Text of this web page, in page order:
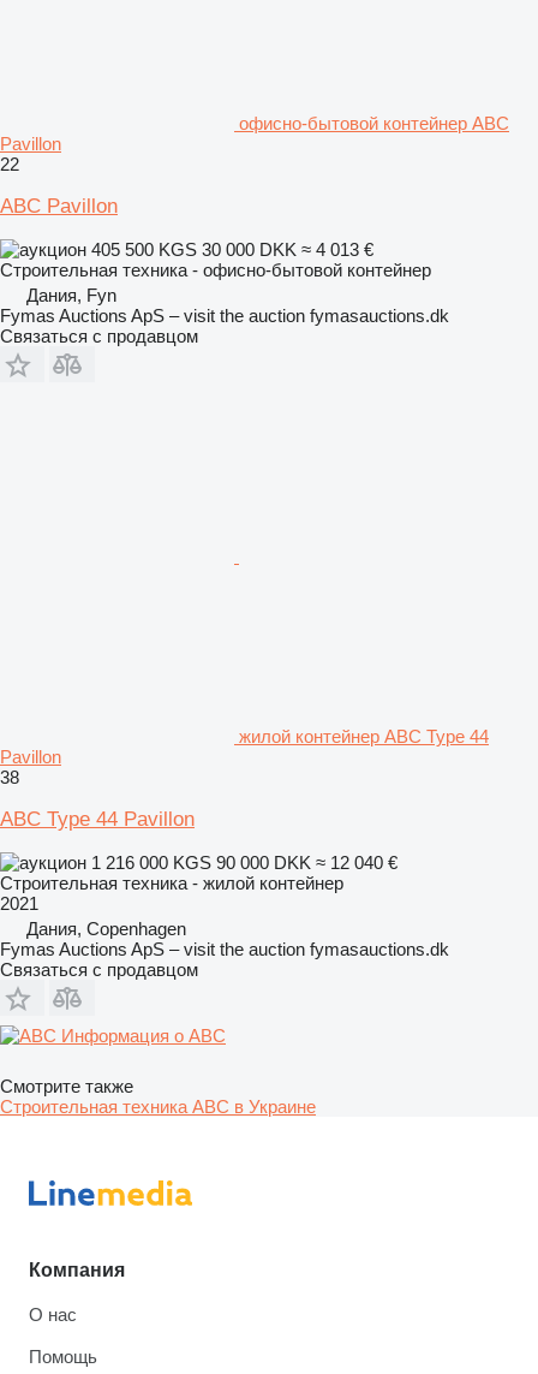
офисно-бытовой контейнер ABC
Pavillon
22
ABC Pavillon
405 500 KGS 30 000 DKK ≈ 4 013 €
Строительная техника - офисно-бытовой контейнер
Дания, Fyn
Fymas Auctions ApS – visit the auction fymasauctions.dk
Связаться с продавцом
жилой контейнер ABC Type 44
Pavillon
38
ABC Type 44 Pavillon
1 216 000 KGS 90 000 DKK ≈ 12 040 €
Строительная техника - жилой контейнер
2021
Дания, Copenhagen
Fymas Auctions ApS – visit the auction fymasauctions.dk
Связаться с продавцом
Информация о ABC
Смотрите также
Строительная техника ABC в Украине
Компания
О нас
Помощь